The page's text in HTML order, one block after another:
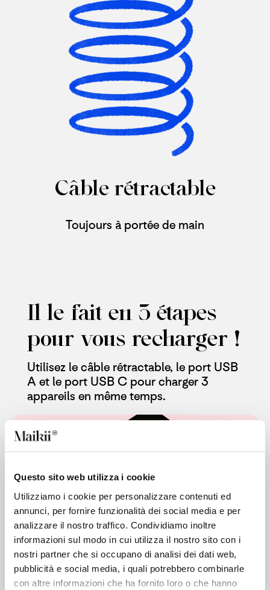
Questo sito web utilizza i cookie
Utilizziamo i cookie per personalizzare contenuti ed
annunci, per fornire funzionalità dei social media e per
analizzare il nostro traffico. Condividiamo inoltre
informazioni sul modo in cui utilizza il nostro sito con i
nostri partner che si occupano di analisi dei dati web,
pubblicità e social media, i quali potrebbero combinarle
con altre informazioni che ha fornito loro o che hanno
Câble rétractable
Toujours à portée de main
Il le fait en 3 étapes
pour vous recharger !
Utilisez le câble rétractable, le port USB
A et le port USB C pour charger 3
appareils en même temps.